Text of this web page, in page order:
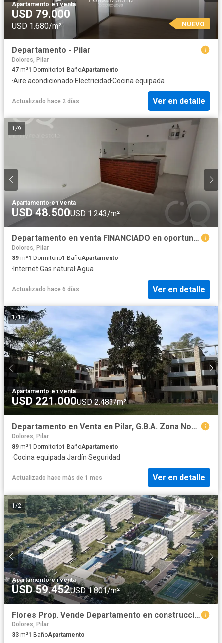
Apartamento·en venta
USD 79.000
USD 1.680/m² NUEVO
Departamento - Pilar
Dolores, Pilar
47 m²1 Dormitorio1 BañoApartamento
·Aire acondicionado·Electricidad·Cocina equipada
Actualizado hace 2 días Ver en detalle
1 /9
Apartamento·en venta
USD 48.500USD 1.243/m²
Departamento en venta FINANCIADO en oportunidad, Villa Morra Pilar
Dolores, Pilar
39 m²1 Dormitorio1 BañoApartamento
· Internet·Gas natural ·Agua
Actualizado hace 6 días Ver en detalle
1/15
Apartamento·en venta
USD 221.000USD 2.483/m²
Departamento en Venta en Pilar, G.B.A. Zona Norte, Argentina
Dolores, Pilar
89 m²1 Dormitorio1 BañoApartamento
·Cocina equipada·Jardín·Seguridad
Actualizado hace más de 1 mes Ver en detalle
1/2
Apartamento·en venta
USD 59.452USD 1.801/m²
Flores Prop. Vende Departamento en construcción en San Gerónimo - Pilar
Dolores, Pilar
33 m²1 BañoApartamento